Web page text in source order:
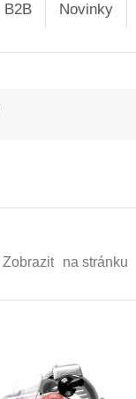
B2B Novinky
Zobrazit na stránku